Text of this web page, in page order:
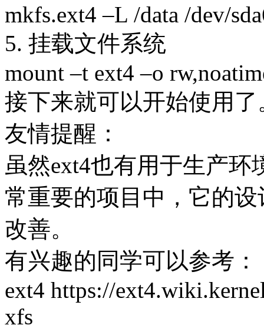
mkfs.ext4 –L /data /dev/
5. 挂载文件系统
mount –t ext4 –o
接下来就可以开始使用了
友情提醒：
虽然ext4也有用于生产
常重要的项目中，它的
改善。
有兴趣的同学可以参考：
ext4 https://
xfs